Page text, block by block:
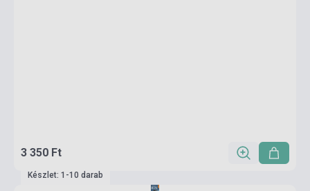
3 350 Ft
Készlet: 1-10 darab